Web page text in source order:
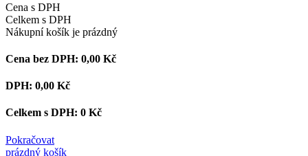
Cena s DPH
Celkem s DPH
Nákupní košík je prázdný
Cena bez DPH: 0,00 Kč
DPH: 0,00 Kč
Celkem s DPH: 0 Kč
Pokračovat
prázdný košík